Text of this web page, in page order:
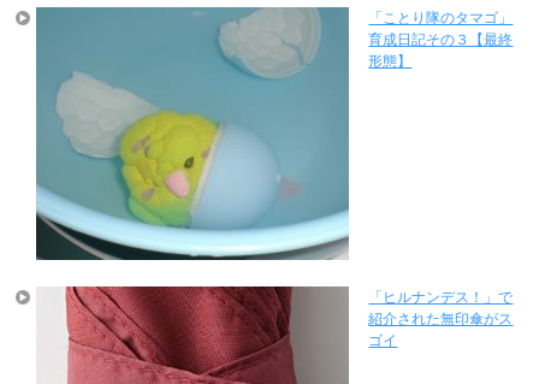
「ことり隊のタマゴ」
育成日記その３【最終
形態】
「ヒルナンデス！」で
紹介された無印傘がス
ゴイ